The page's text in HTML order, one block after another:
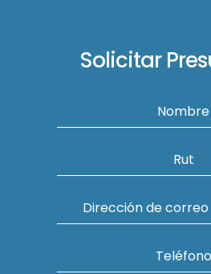
Solicitar
Nombre
Rut
Dirección de
Teléfono